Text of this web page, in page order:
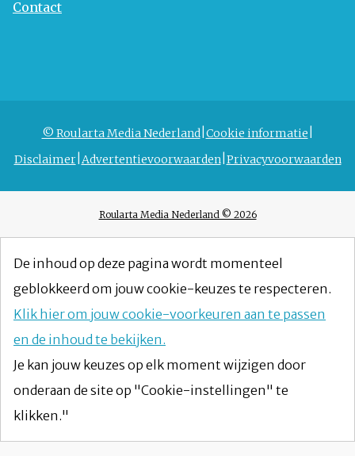
Contact
© Roularta Media Nederland Cookie informatie
Disclaimer Advertentievoorwaarden Privacyvoorwaarden
Roularta Media Nederland © 2026
De inhoud op deze pagina wordt momenteel
geblokkeerd om jouw cookie-keuzes te respecteren.
Klik hier om jouw cookie-voorkeuren aan te passen
en de inhoud te bekijken.
Je kan jouw keuzes op elk moment wijzigen door
onderaan de site op "Cookie-instellingen" te
klikken."